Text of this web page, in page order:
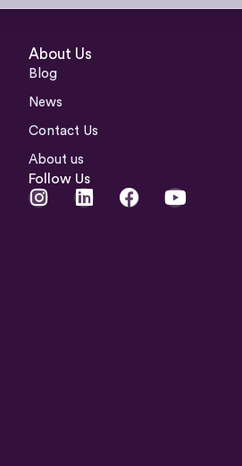
About Us
Blog
News
Contact Us
About us
Follow Us
I
L
F
Y